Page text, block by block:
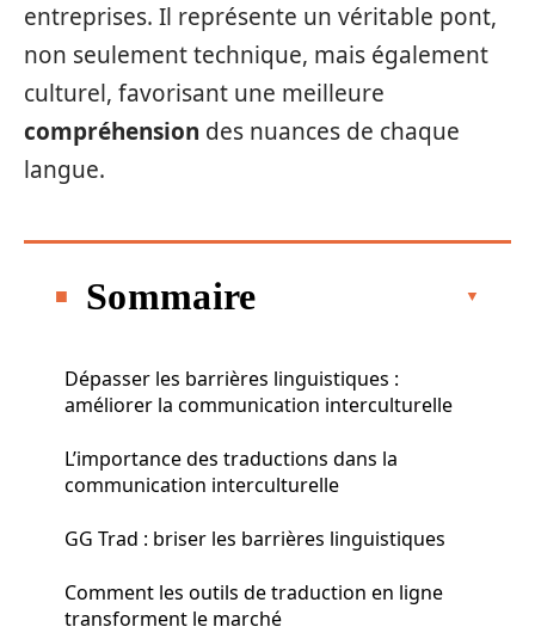
entreprises. Il représente un véritable pont,
non seulement technique, mais également
culturel, favorisant une meilleure
compréhension des nuances de chaque
langue.
Sommaire
Dépasser les barrières linguistiques :
améliorer la communication interculturelle
L’importance des traductions dans la
communication interculturelle
GG Trad : briser les barrières linguistiques
Comment les outils de traduction en ligne
transforment le marché